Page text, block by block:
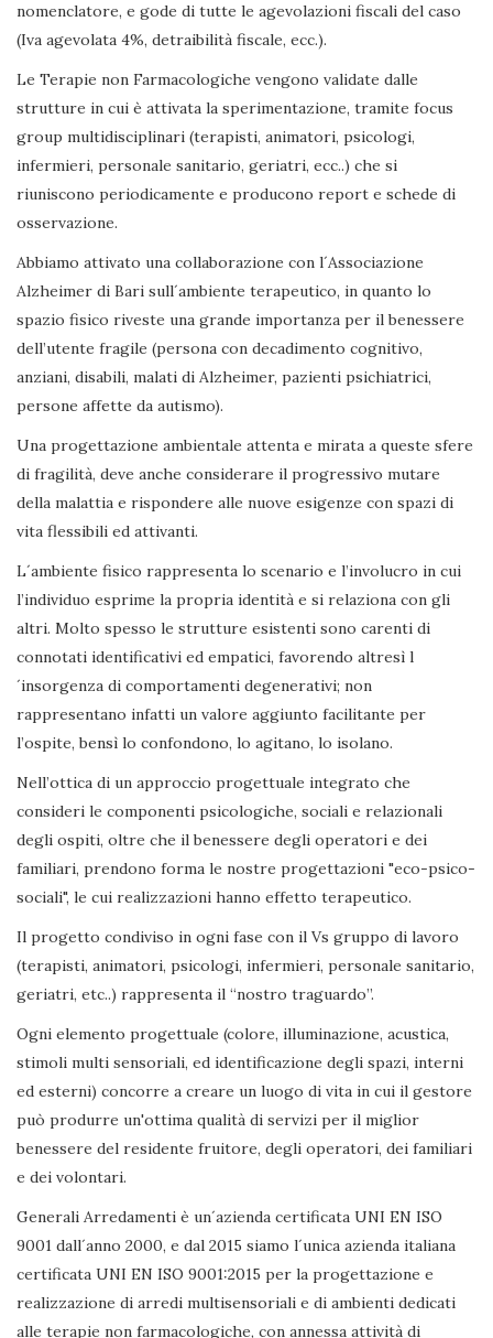
nomenclatore, e gode di tutte le agevolazioni fiscali del caso
(Iva agevolata 4%, detraibilità fiscale, ecc.).
Le Terapie non Farmacologiche vengono validate dalle
strutture in cui è attivata la sperimentazione, tramite focus
group multidisciplinari (terapisti, animatori, psicologi,
infermieri, personale sanitario, geriatri, ecc..) che si
riuniscono periodicamente e producono report e schede di
osservazione.
Abbiamo attivato una collaborazione con l´Associazione
Alzheimer di Bari sull´ambiente terapeutico, in quanto lo
spazio fisico riveste una grande importanza per il benessere
dell’utente fragile (persona con decadimento cognitivo,
anziani, disabili, malati di Alzheimer, pazienti psichiatrici,
persone affette da autismo).
Una progettazione ambientale attenta e mirata a queste sfere
di fragilità, deve anche considerare il progressivo mutare
della malattia e rispondere alle nuove esigenze con spazi di
vita flessibili ed attivanti.
L´ambiente fisico rappresenta lo scenario e l’involucro in cui
l’individuo esprime la propria identità e si relaziona con gli
altri. Molto spesso le strutture esistenti sono carenti di
connotati identificativi ed empatici, favorendo altresì l
´insorgenza di comportamenti degenerativi; non
rappresentano infatti un valore aggiunto facilitante per
l’ospite, bensì lo confondono, lo agitano, lo isolano.
Nell’ottica di un approccio progettuale integrato che
consideri le componenti psicologiche, sociali e relazionali
degli ospiti, oltre che il benessere degli operatori e dei
familiari, prendono forma le nostre progettazioni "eco-psico-
sociali", le cui realizzazioni hanno effetto terapeutico.
Il progetto condiviso in ogni fase con il Vs gruppo di lavoro
(terapisti, animatori, psicologi, infermieri, personale sanitario,
geriatri, etc..) rappresenta il “nostro traguardo”.
Ogni elemento progettuale (colore, illuminazione, acustica,
stimoli multi sensoriali, ed identificazione degli spazi, interni
ed esterni) concorre a creare un luogo di vita in cui il gestore
può produrre un'ottima qualità di servizi per il miglior
benessere del residente fruitore, degli operatori, dei familiari
e dei volontari.
Generali Arredamenti è un´azienda certificata UNI EN ISO
9001 dall´anno 2000, e dal 2015 siamo l´unica azienda italiana
certificata UNI EN ISO 9001:2015 per la progettazione e
realizzazione di arredi multisensoriali e di ambienti dedicati
alle terapie non farmacologiche, con annessa attività di